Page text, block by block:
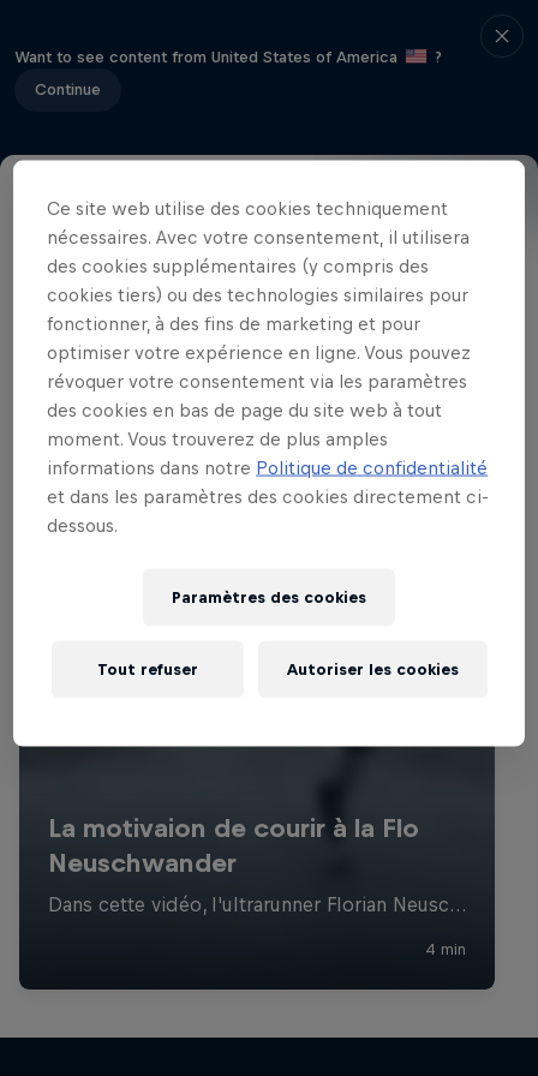
Want to see content from United States of America
?
Continue
Event Infos Photos
Vidéos qui pourraient te plaire
Ce site web utilise des cookies techniquement
nécessaires. Avec votre consentement, il utilisera
des cookies supplémentaires (y compris des
cookies tiers) ou des technologies similaires pour
fonctionner, à des fins de marketing et pour
optimiser votre expérience en ligne. Vous pouvez
révoquer votre consentement via les paramètres
des cookies en bas de page du site web à tout
moment. Vous trouverez de plus amples
informations dans notre Politique de confidentialité
et dans les paramètres des cookies directement ci-
dessous.
Paramètres des cookies
Tout refuser Autoriser les cookies